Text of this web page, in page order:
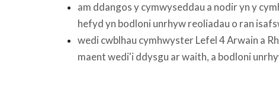
am ddangos y cymwyseddau a nodir yn y
hefyd yn bodloni unrhyw reoliadau o ran
wedi cwblhau cymhwyster Lefel 4 Arwain a
maent wedi'i ddysgu ar waith, a bodloni